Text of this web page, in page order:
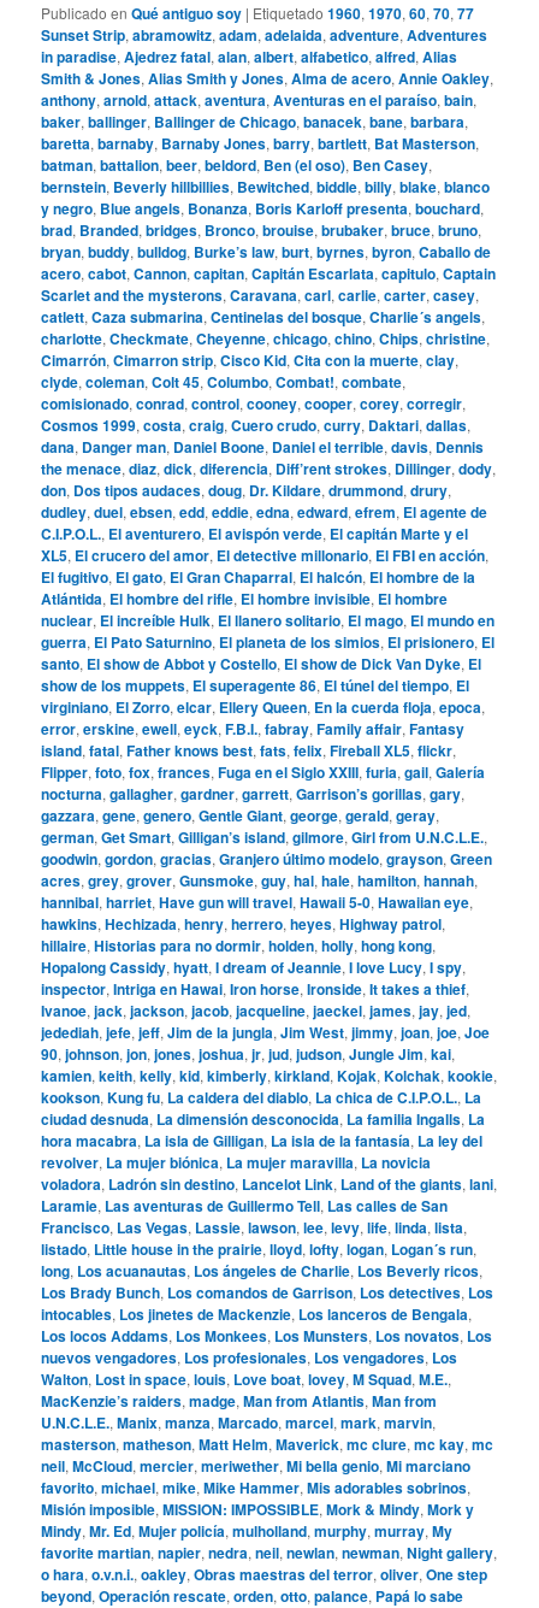
Publicado en Qué antiguo soy | Etiquetado 1960,1970,60,70,77
Sunset Strip,abramowitz,adam,adelaida,adventure,Adventures
in paradise,Ajedrez fatal,alan,albert,alfabetico,alfred,Alias
Smith & Jones,Alias Smith y Jones,Alma de acero,Annie Oakley,
anthony,arnold,attack,aventura,Aventuras en el paraíso,bain,
baker,ballinger, Ballinger de Chicago,banacek,bane,barbara,
baretta,barnaby, Barnaby Jones,barry,bartlett, Bat Masterson,
batman,battalion,beer,beldord, Ben (el oso), Ben Casey,
bernstein, Beverly hillbillies, Bewitched,biddle,billy,blake,blanco
y negro, Blue angels, Bonanza, Boris Karloff presenta,bouchard,
brad, Branded,bridges, Bronco,brouise,brubaker,bruce,bruno,
bryan,buddy,bulldog, Burke’s law,burt,byrnes,byron,Caballo de
acero,cabot,Cannon,capitan,Capitán Escarlata,capitulo,Captain
Scarlet and the mysterons,Caravana,carl,carlie,carter,casey,
catlett,Caza submarina,Centinelas del bosque,Charlie´s angels,
charlotte,Checkmate,Cheyenne,chicago,chino,Chips,christine,
Cimarrón,Cimarron strip,Cisco Kid,Cita con la muerte,clay,
clyde,coleman,Colt 45,Columbo,Combat!,combate,
comisionado,conrad,control,cooney,cooper,corey,corregir,
Cosmos 1999,costa,craig,Cuero crudo,curry, Daktari,dallas,
dana, Danger man, Daniel Boone, Daniel el terrible,davis, Dennis
the menace,diaz,dick,diferencia, Diff’rent strokes, Dillinger,dody,
don, Dos tipos audaces,doug, Dr. Kildare,drummond,drury,
dudley,duel,ebsen,edd,eddie,edna,edward,efrem, El agente de
C.I.P.O.L., El aventurero, El avispón verde, El capitán Marte y el
XL5, El crucero del amor, El detective millonario, El FBI en acción,
El fugitivo, El gato, El Gran Chaparral, El halcón, El hombre de la
Atlántida, El hombre del rifle, El hombre invisible, El hombre
nuclear, El increíble Hulk, El llanero solitario, El mago, El mundo en
guerra, El Pato Saturnino, El planeta de los simios, El prisionero, El
santo, El show de Abbot y Costello, El show de Dick Van Dyke, El
show de los muppets, El superagente 86, El túnel del tiempo, El
virginiano, El Zorro,elcar, Ellery Queen, En la cuerda floja,epoca,
error,erskine,ewell,eyck,F.B.I.,fabray,Family affair,Fantasy
island,fatal,Father knows best,fats,felix,Fireball XL5,flickr,
Flipper,foto,fox,frances,Fuga en el Siglo XXIII,furia,gail,Galería
nocturna,gallagher,gardner,garrett,Garrison’s gorillas,gary,
gazzara,gene,genero,Gentle Giant,george,gerald,geray,
german,Get Smart,Gilligan’s island,gilmore,Girl from U.N.C.L.E.,
goodwin,gordon,gracias,Granjero último modelo,grayson,Green
acres,grey,grover,Gunsmoke,guy,hal,hale,hamilton,hannah,
hannibal,harriet,Have gun will travel,Hawaii 5-0,Hawaiian eye,
hawkins,Hechizada,henry,herrero,heyes,Highway patrol,
hillaire,Historias para no dormir,holden,holly,hong kong,
Hopalong Cassidy,hyatt,I dream of Jeannie,I love Lucy,I spy,
inspector,Intriga en Hawai,Iron horse,Ironside,It takes a thief,
Ivanoe,jack,jackson,jacob,jacqueline,jaeckel,james,jay,jed,
jedediah,jefe,jeff,Jim de la jungla,Jim West,jimmy,joan,joe,Joe
90,johnson,jon,jones,joshua,jr,jud,judson,Jungle Jim,kai,
kamien,keith,kelly,kid,kimberly,kirkland,Kojak,Kolchak,kookie,
kookson,Kung fu, La caldera del diablo, La chica de C.I.P.O.L., La
ciudad desnuda, La dimensión desconocida, La familia Ingalls, La
hora macabra, La isla de Gilligan, La isla de la fantasía, La ley del
revolver, La mujer biónica, La mujer maravilla, La novicia
voladora, Ladrón sin destino, Lancelot Link, Land of the giants,lani,
Laramie, Las aventuras de Guillermo Tell, Las calles de San
Francisco, Las Vegas, Lassie,lawson,lee,levy,life,linda,lista,
listado, Little house in the prairie,lloyd,lofty,logan, Logan´s run,
long, Los acuanautas, Los ángeles de Charlie, Los Beverly ricos,
Los Brady Bunch, Los comandos de Garrison, Los detectives, Los
intocables, Los jinetes de Mackenzie, Los lanceros de Bengala,
Los locos Addams, Los Monkees, Los Munsters, Los novatos, Los
nuevos vengadores, Los profesionales, Los vengadores, Los
Walton, Lost in space,louis, Love boat,lovey,M Squad,M.E.,
MacKenzie’s raiders,madge,Man from Atlantis,Man from
U.N.C.L.E.,Manix,manza,Marcado,marcel,mark,marvin,
masterson,matheson,Matt Helm,Maverick,mc clure,mc kay,mc
neil,McCloud,mercier,meriwether,Mi bella genio,Mi marciano
favorito,michael,mike,Mike Hammer,Mis adorables sobrinos,
Misión imposible,MISSION: IMPOSSIBLE,Mork & Mindy,Mork y
Mindy,Mr. Ed,Mujer policía,mulholland,murphy,murray,My
favorite martian,napier,nedra,neil,newlan,newman,Night gallery,
o hara,o.v.n.i.,oakley,Obras maestras del terror,oliver,One step
beyond,Operación rescate,orden,otto,palance, Papá lo sabe